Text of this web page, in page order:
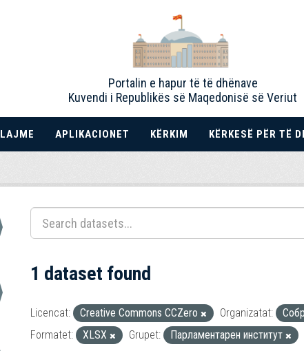
Portalin e hapur të të dhënave
Kuvendi i Republikës së Maqedonisë së Veriut
LAJME APLIKACIONET KËRKIM KËRKESË PËR TË
1 dataset found
Licencat: Creative Commons CCZero Organizatat:
Formatet:
XLSX Grupet: Парламентарен институт